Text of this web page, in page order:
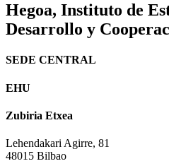
Hegoa, Instituto de
Desarrollo y
SEDE CENTRAL
EHU
Zubiria Etxea
Lehendakari Agirre, 81
48015 Bilbao